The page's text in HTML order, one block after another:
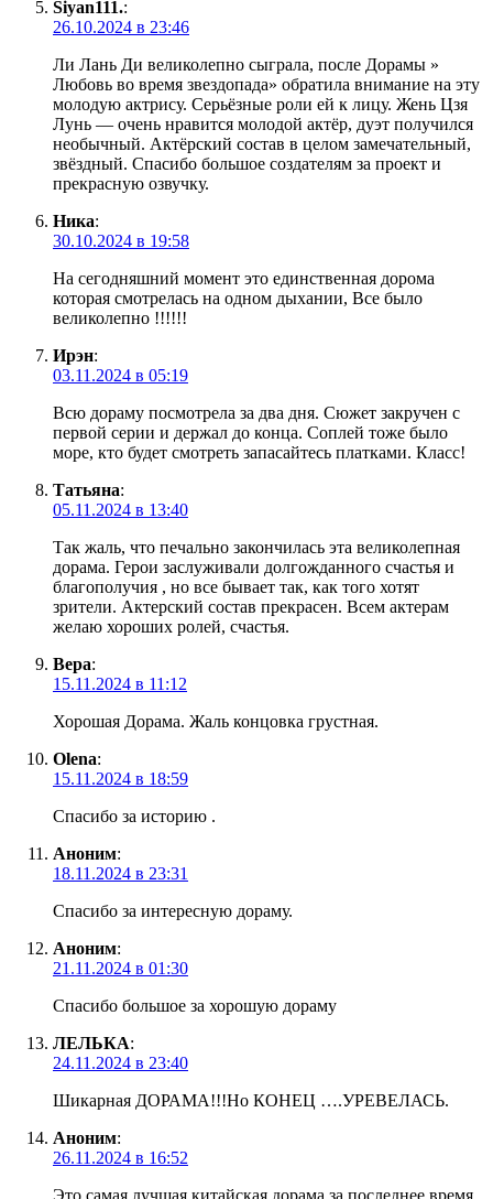
Siyan111.:
26.10.2024 в 23:46
Ли Лань Ди великолепно сыграла, после Дорамы »
Любовь во время звездопада» обратила внимание на эту
молодую актрису. Серьёзные роли ей к лицу. Жень Цзя
Лунь — очень нравится молодой актёр, дуэт получился
необычный. Актёрский состав в целом замечательный,
звёздный. Спасибо большое создателям за проект и
прекрасную озвучку.
Ника:
30.10.2024 в 19:58
На сегодняшний момент это единственная дорома
которая смотрелась на одном дыхании, Все было
великолепно !!!!!!
Ирэн:
03.11.2024 в 05:19
Всю дораму посмотрела за два дня. Сюжет закручен с
первой серии и держал до конца. Соплей тоже было
море, кто будет смотреть запасайтесь платками. Класс!
Татьяна:
05.11.2024 в 13:40
Так жаль, что печально закончилась эта великолепная
дорама. Герои заслуживали долгожданного счастья и
благополучия , но все бывает так, как того хотят
зрители. Актерский состав прекрасен. Всем актерам
желаю хороших ролей, счастья.
Вера:
15.11.2024 в 11:12
Хорошая Дорама. Жаль концовка грустная.
Olena:
15.11.2024 в 18:59
Спасибо за историю .
Аноним:
18.11.2024 в 23:31
Спасибо за интересную дораму.
Аноним:
21.11.2024 в 01:30
Спасибо большое за хорошую дораму
ЛЕЛЬКА:
24.11.2024 в 23:40
Шикарная ДОРАМА!!!Но КОНЕЦ ….УРЕВЕЛАСЬ.
Аноним:
26.11.2024 в 16:52
Это самая лучшая китайская дорама за последнее время